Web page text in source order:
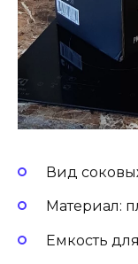
Вид
Материал:
Емкость